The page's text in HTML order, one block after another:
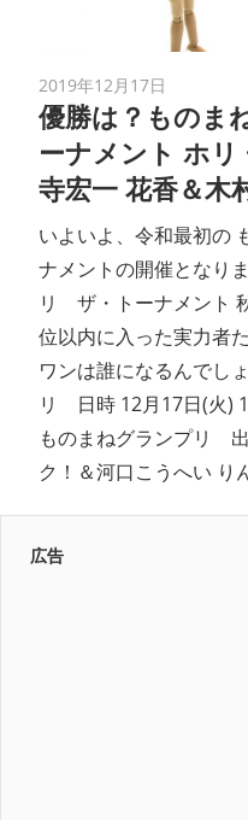
2019年12月17日
優勝は？ものま
ーナメント ホ
寺宏一 花香＆木
いよいよ、令和最初の
ナメントの開催となり
リ ザ・トーナメント
位以内に入った実力者
ワンは誰になるんでし
リ 日時 12月17日(火)
ものまねグランプリ
ク！＆河口こうへい り
広告